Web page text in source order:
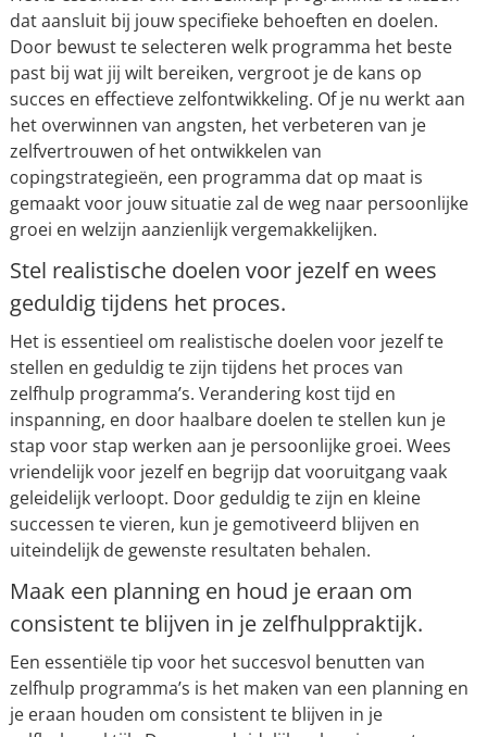
dat aansluit bij jouw specifieke behoeften en doelen.
Door bewust te selecteren welk programma het beste
past bij wat jij wilt bereiken, vergroot je de kans op
succes en effectieve zelfontwikkeling. Of je nu werkt aan
het overwinnen van angsten, het verbeteren van je
zelfvertrouwen of het ontwikkelen van
copingstrategieën, een programma dat op maat is
gemaakt voor jouw situatie zal de weg naar persoonlijke
groei en welzijn aanzienlijk vergemakkelijken.
Stel realistische doelen voor jezelf en wees
geduldig tijdens het proces.
Het is essentieel om realistische doelen voor jezelf te
stellen en geduldig te zijn tijdens het proces van
zelfhulp programma’s. Verandering kost tijd en
inspanning, en door haalbare doelen te stellen kun je
stap voor stap werken aan je persoonlijke groei. Wees
vriendelijk voor jezelf en begrijp dat vooruitgang vaak
geleidelijk verloopt. Door geduldig te zijn en kleine
successen te vieren, kun je gemotiveerd blijven en
uiteindelijk de gewenste resultaten behalen.
Maak een planning en houd je eraan om
consistent te blijven in je zelfhulppraktijk.
Een essentiële tip voor het succesvol benutten van
zelfhulp programma’s is het maken van een planning en
je eraan houden om consistent te blijven in je